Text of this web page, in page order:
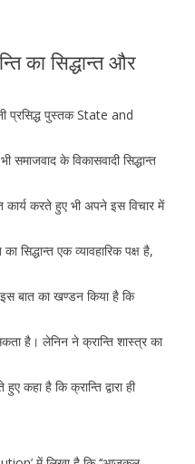
का सिद्धान्त और
प्रसिद्ध पुस्तक State and
समाजवाद के विकासवादी सिद्धान्त
कार्य करते हुए भी अपने इस विचार में
सिद्धान्त एक व्यावहारिक पक्ष है,
बात का खण्डन किया है कि
सकता है। लेनिन ने क्रान्ति शास्त्र का
कहा है कि क्रान्ति द्वारा ही